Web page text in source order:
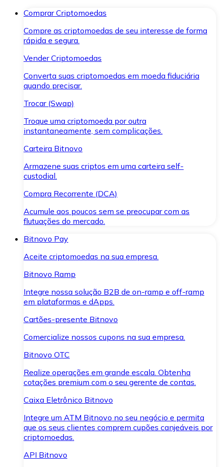
Comprar Criptomoedas
Compre as criptomoedas de seu interesse de forma
rápida e segura.
Vender Criptomoedas
Converta suas criptomoedas em moeda fiduciária
quando precisar.
Trocar (Swap)
Troque uma criptomoeda por outra
instantaneamente, sem complicações.
Carteira Bitnovo
Armazene suas criptos em uma carteira self-
custodial.
Compra Recorrente (DCA)
Acumule aos poucos sem se preocupar com as
flutuações do mercado.
Bitnovo Pay
Aceite criptomoedas na sua empresa.
Bitnovo Ramp
Integre nossa solução B2B de on-ramp e off-ramp
em plataformas e dApps.
Cartões-presente Bitnovo
Comercialize nossos cupons na sua empresa.
Bitnovo OTC
Realize operações em grande escala. Obtenha
cotações premium com o seu gerente de contas.
Caixa Eletrônico Bitnovo
Integre um ATM Bitnovo no seu negócio e permita
que os seus clientes comprem cupões canjeáveis por
criptomoedas.
API Bitnovo